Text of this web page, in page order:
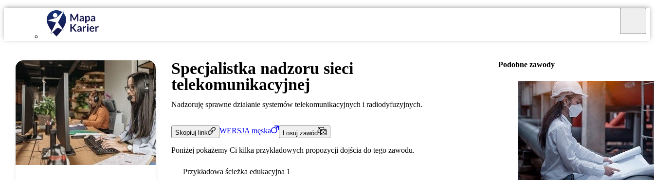
Specjalistka nadzoru sieci
telekomunikacyjnej
Nadzoruję sprawne działanie systemów telekomunikacyjnych i radiodyfuzyjnych.
Skopiuj link WERSJA męska Losuj zawód
Poniżej pokażemy Ci kilka przykładowych propozycji dojścia do tego zawodu.
Przykładowa ścieżka edukacyjna 1
Podobne zawody